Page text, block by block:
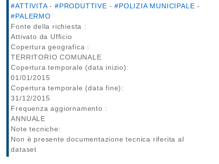
#ATTIVITA-#PRODUTTIVE -#POLIZIA MUNICIPALE -
#PALERMO
Fonte della richiesta :
Attivato da Ufficio
Copertura geografica :
TERRITORIO COMUNALE
Copertura temporale (data inizio):
01/01/2015
Copertura temporale (data fine):
31/12/2015
Frequenza aggiornamento :
ANNUALE
Note tecniche:
Non è presente documentazione tecnica riferita al
dataset